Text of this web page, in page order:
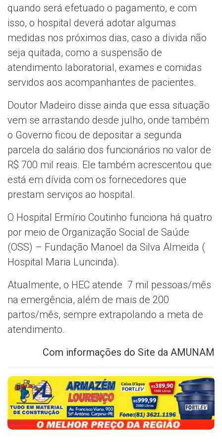
quando será efetuado o pagamento, e com
isso, o hospital deverá adotar algumas
medidas nos próximos dias, caso a divida não
seja quitada, como a suspensão de
atendimento laboratorial, exames e comidas
servidos aos acompanhantes de pacientes.
Doutor Madeiro disse ainda que essa situação
vem se arrastando desde julho, onde também
o Governo ficou de depositar a segunda
parcela do salário dos funcionários no valor de
R$ 700 mil reais. Ele também acrescentou que
está em dívida com os fornecedores que
prestam serviços ao hospital.
O Hospital Ermírio Coutinho funciona há quatro
por meio de Organização Social de Saúde
(OSS) – Fundação Manoel da Silva Almeida (
Hospital Maria Luncinda).
Atualmente, o HEC atende 7 mil pessoas/mês
na emergência, além de mais de 200
partos/mês, sempre extrapolando a meta de
atendimento.
Com informações do Site da AMUNAM